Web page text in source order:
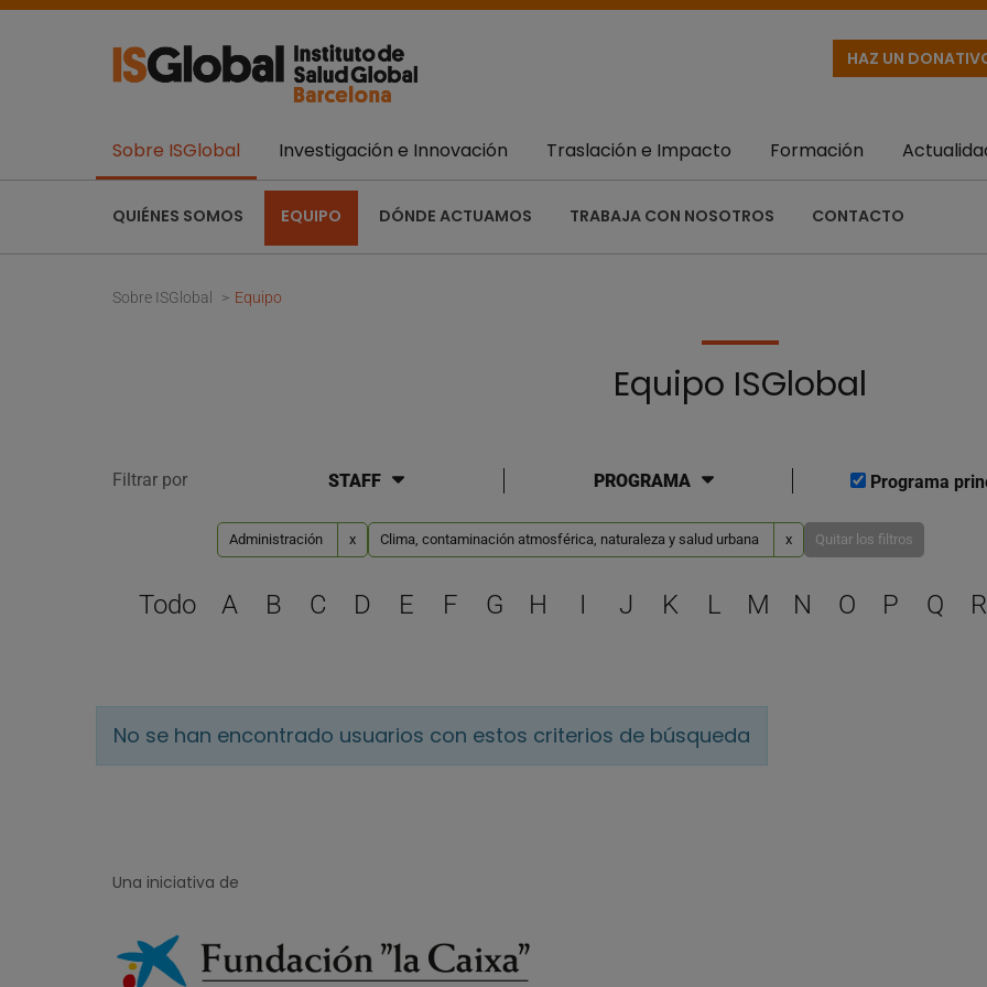
HAZ UN
Sobre ISGlobal
QUIÉNES SOMOS EQUIPO DÓNDE ACTUAMOS TRABAJA CON NOSOTROS CONTACTO
Investigación e Innovación Traslación e Impacto Formación
Sobre ISGlobal Equipo
Equipo ISGlobal
Filtrar por STAFF PROGRAMA Programa
Administración x Clima, contaminación atmosférica, naturaleza y salud urbana x Quitar los filtros
Selecciona una letra
Todo A B C D E F G H I J K L M N O P Q R
No se han encontrado usuarios con estos criterios de búsqueda
Una iniciativa de